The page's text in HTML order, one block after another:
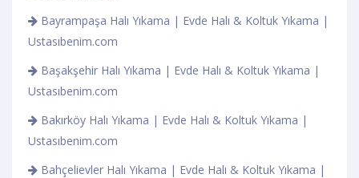
Bayrampaşa Halı Yıkama | Evde Halı & Koltuk Yıkama |
Ustasıbenim.com
Başakşehir Halı Yıkama | Evde Halı & Koltuk Yıkama |
Ustasıbenim.com
Bakırköy Halı Yıkama | Evde Halı & Koltuk Yıkama |
Ustasıbenim.com
Bahçelievler Halı Yıkama | Evde Halı & Koltuk Yıkama |